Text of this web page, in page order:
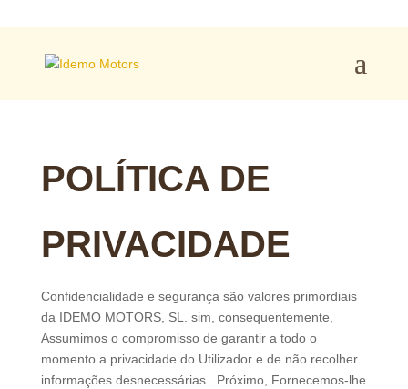
POLÍTICA DE
PRIVACIDADE
Confidencialidade e segurança são valores primordiais
da IDEMO MOTORS, SL. sim, consequentemente,
Assumimos o compromisso de garantir a todo o
momento a privacidade do Utilizador e de não recolher
informações desnecessárias.. Próximo, Fornecemos-lhe